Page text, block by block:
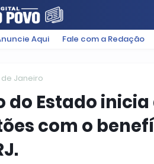
SUGESTÕES BAIXADA
Aqui Fale com a Redação
de Janeiro
do Estado
com o